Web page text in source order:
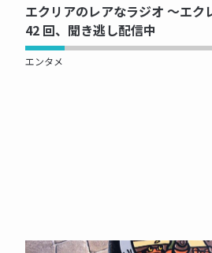
エクリアのレアなラジオ ～エク
42 回、聞き逃し配信中
エンタメ
NOW